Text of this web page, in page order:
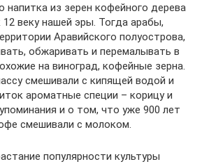
из зерен кофейного дерева
веку нашей эры. Тогда арабы,
Аравийского полуострова,
обжаривать и перемалывать в
на виноград, кофейные зерна.
смешивали с кипящей водой и
ароматные специи – корицу и
и о том, что уже 900 лет
смешивали с молоком.
популярности культуры